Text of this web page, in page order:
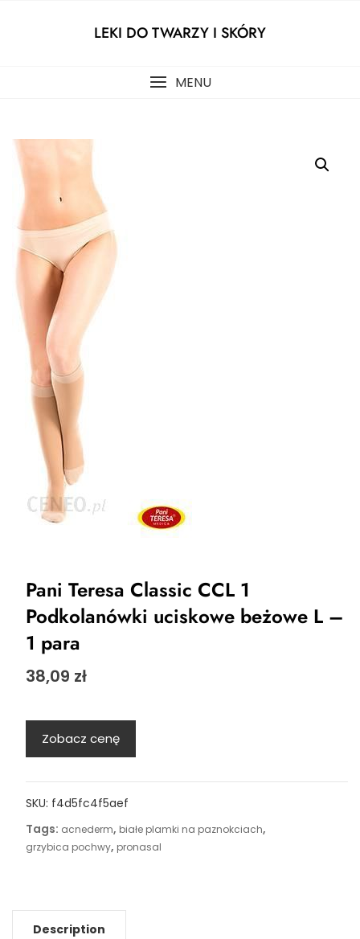
LEKI DO TWARZY I SKÓRY
MENU
Pani Teresa Classic CCL 1
Podkolanówki uciskowe beżowe L –
1 para
38,09 zł
Zobacz cenę
SKU: f4d5fc4f5aef
Tags: acnederm, białe plamki na paznokciach,
grzybica pochwy, pronasal
Description